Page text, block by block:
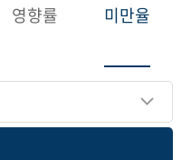
영향률 미만율